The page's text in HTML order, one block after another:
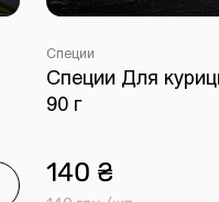
Специи
Специи Для
90 г
140 ₴